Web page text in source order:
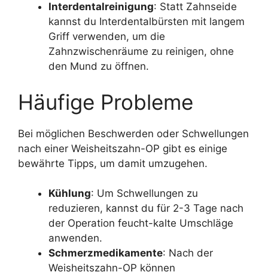
Interdentalreinigung: Statt Zahnseide
kannst du Interdentalbürsten mit langem
Griff verwenden, um die
Zahnzwischenräume zu reinigen, ohne
den Mund zu öffnen.
Häufige Probleme
Bei möglichen Beschwerden oder Schwellungen
nach einer Weisheitszahn-OP gibt es einige
bewährte Tipps, um damit umzugehen.
Kühlung: Um Schwellungen zu
reduzieren, kannst du für 2-3 Tage nach
der Operation feucht-kalte Umschläge
anwenden.
Schmerzmedikamente: Nach der
Weisheitszahn-OP können